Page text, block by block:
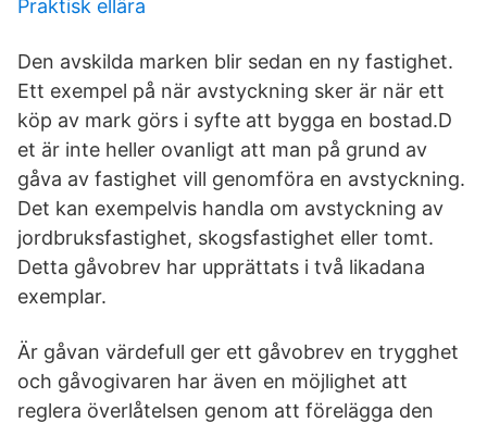
Praktisk ellära
Den avskilda marken blir sedan en ny fastighet.
Ett exempel på när avstyckning sker är när ett
köp av mark görs i syfte att bygga en bostad.D
et är inte heller ovanligt att man på grund av
gåva av fastighet vill genomföra en avstyckning.
Det kan exempelvis handla om avstyckning av
jordbruksfastighet, skogsfastighet eller tomt.
Detta gåvobrev har upprättats i två likadana
exemplar.
Är gåvan värdefull ger ett gåvobrev en trygghet
och gåvogivaren har även en möjlighet att
reglera överlåtelsen genom att förelägga den